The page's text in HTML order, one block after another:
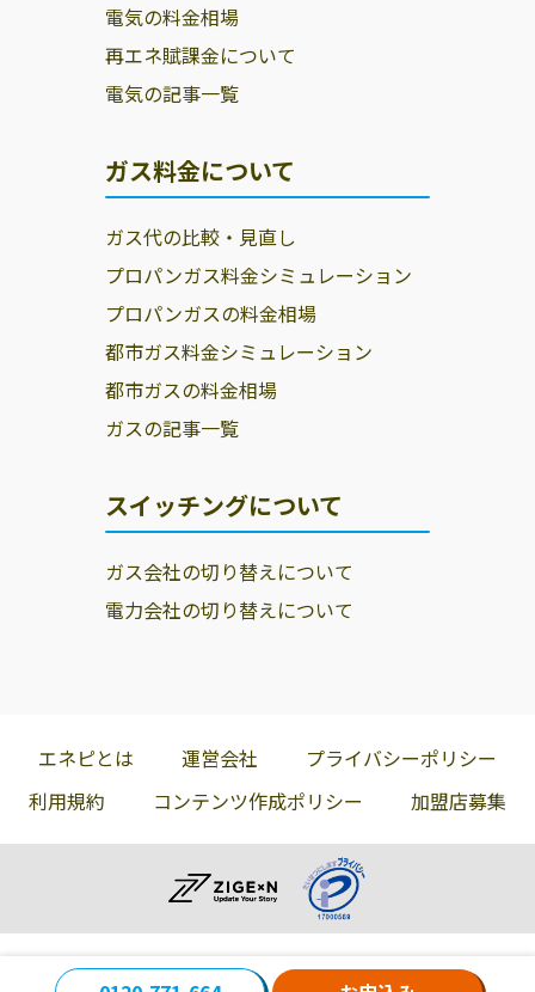
電気の料金相場
再エネ賦課金について
電気の記事一覧
ガス料金について
ガス代の比較・見直し
プロパンガス料金シミュレーション
プロパンガスの料金相場
都市ガス料金シミュレーション
都市ガスの料金相場
ガスの記事一覧
スイッチングについて
ガス会社の切り替えについて
電力会社の切り替えについて
エネピとは 運営会社
プライバシーポリシー
利用規約
コンテンツ作成ポリシー 加盟店募集